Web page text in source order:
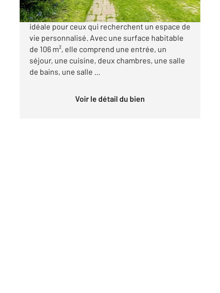
Découvrez cette maison à vendre à Plainville,
idéale pour ceux qui recherchent un espace de
vie personnalisé. Avec une surface habitable
de 106 m², elle comprend une entrée, un
séjour, une cuisine, deux chambres, une salle
de bains, une salle ...
Voir le détail du bien